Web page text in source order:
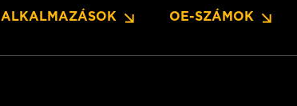
ALKALMAZÁSOK OE-SZÁMOK